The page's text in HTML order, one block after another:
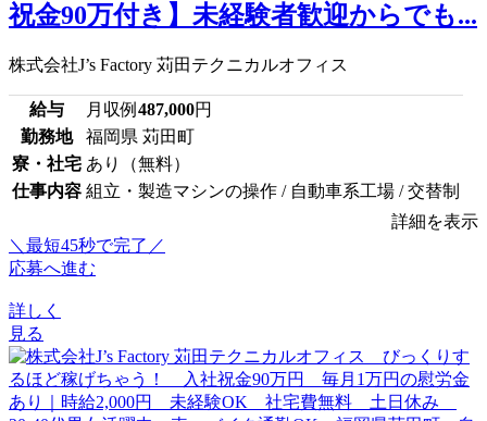
祝金90万付き】未経験者歓迎からでも...
株式会社J’s Factory 苅田テクニカルオフィス
給与 月収例 487,000円
勤務地
福岡県 苅田町
寮・社宅 あり（無料）
仕事内容 組立・製造マシンの操作 / 自動車系工場 / 交替制
詳細を表示
＼最短45秒で完了／
応募へ進む
詳しく
見る